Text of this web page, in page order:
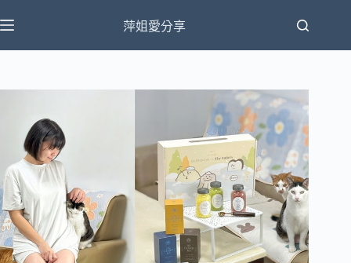
至
主
萍姐愛分享